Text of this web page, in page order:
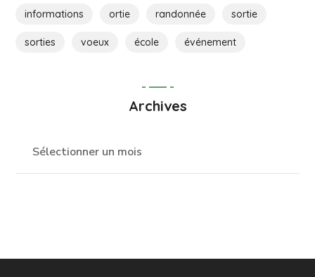
informations ortie randonnée sortie
sorties voeux école événement
Archives